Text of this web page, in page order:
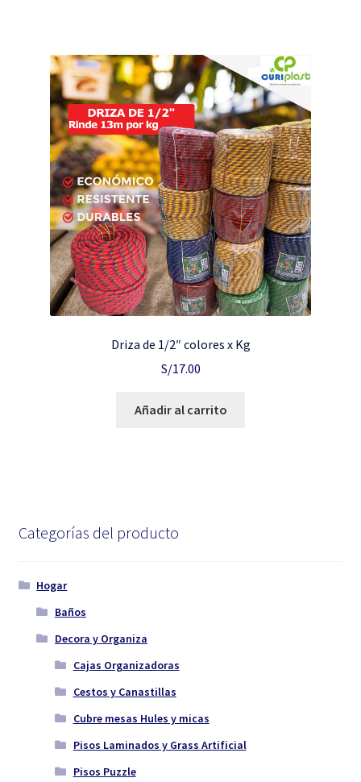
Driza de 1/2″ colores x Kg
S/17.00
Añadir al carrito
Categorías del producto
Hogar
Baños
Decora y Organiza
Cajas Organizadoras
Cestos y Canastillas
Cubre mesas Hules y micas
Pisos Laminados y Grass Artificial
Pisos Puzzle